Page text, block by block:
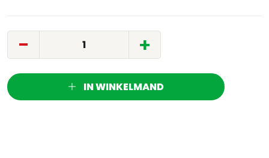
- +
IN WINKELMAND